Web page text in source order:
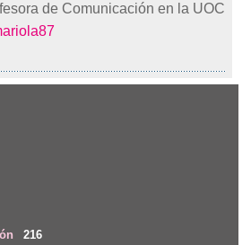
de Comunicación en la UOC
216